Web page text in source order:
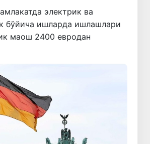
электрик ва
бўйича ишларда ишлашлари
маош 2400 евродан